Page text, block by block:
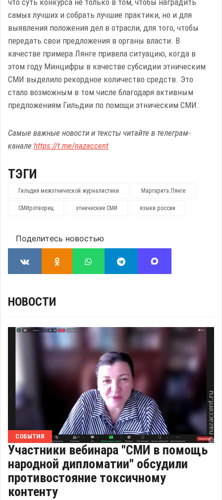
что суть конкурса не только в том, чтобы наградить
самых лучших и собрать лучшие практики, но и для
выявления положения дел в отрасли, для того, чтобы
передать свои предложения в органы власти. В
качестве примера Лянге привела ситуацию, когда в
этом году Минцифры в качестве субсидии этническим
СМИ выделило рекордное количество средств. Это
стало возможным в том числе благодаря активным
предложениям Гильдии по помощи этническим СМИ.
Самые важные новости и тексты читайте в телеграм-
канале https://t.me/nazaccent
ТЭГИ
Гильдия межэтнической журналистики Маргарита Лянге
СМИротворец этнические СМИ языки россии
Поделитесь новостью
НОВОСТИ
СОБЫТИЯ
Участники вебинара "СМИ в помощь
народной дипломатии" обсудили
противостояние токсичному
контенту